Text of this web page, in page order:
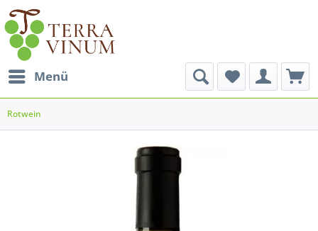
Menü
Rotwein